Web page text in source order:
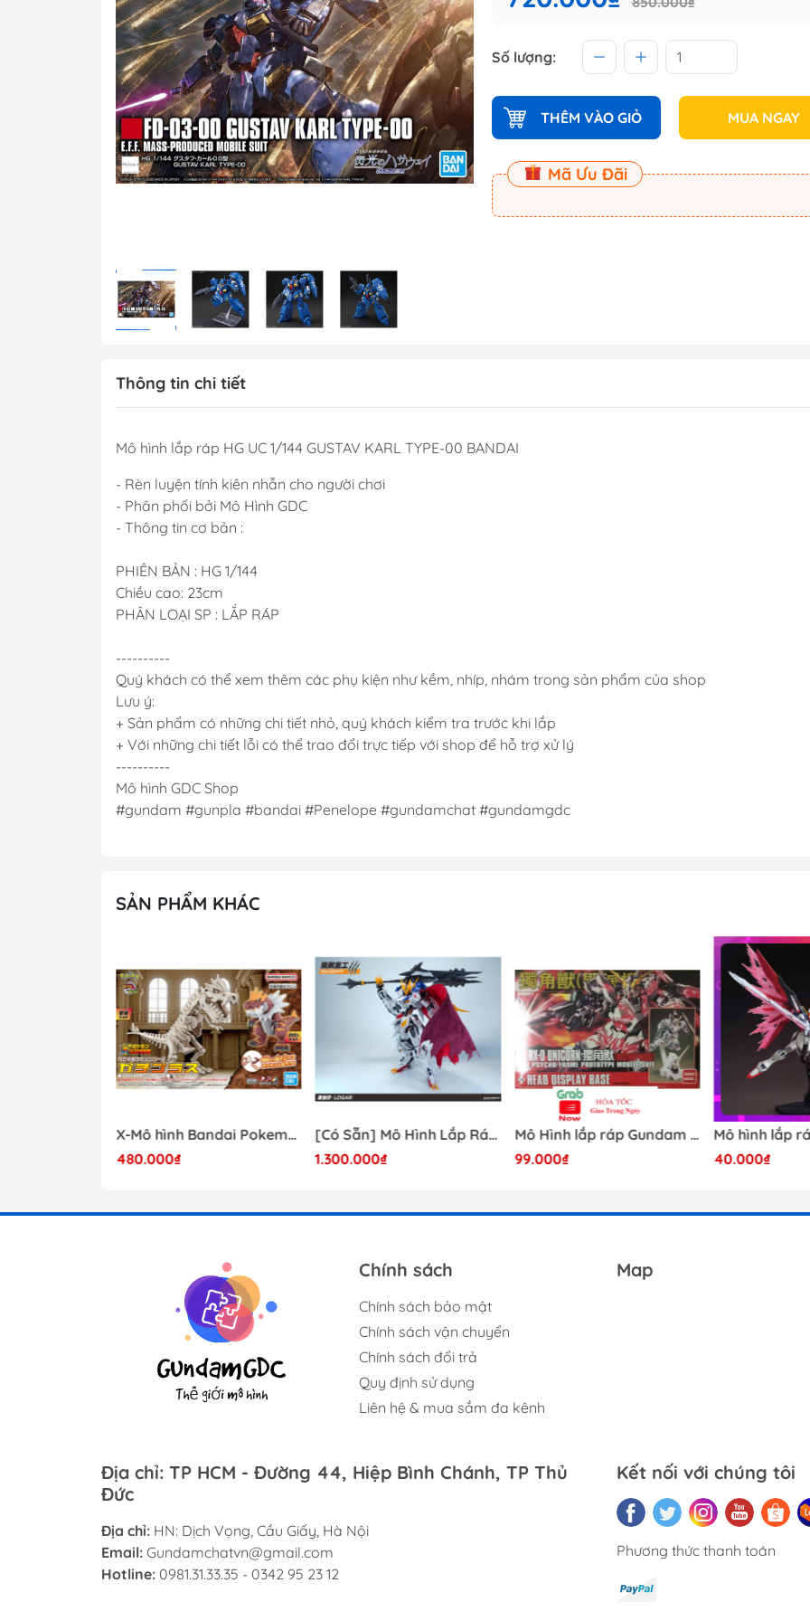
MG 1/100 Gundam (Master
Grade)
MGEX Gundam ( Master
Grade Ver.ka)
PG Gundam (Perfect
Grade)
Mega Size Gundam
Số lượng:
THÊM VÀO GIỎ MUA NGAY
Mã Ưu Đãi
Thông tin chi tiết
Mô hình lắp ráp HG UC 1/144 GUSTAV KARL TYPE-00 BANDAI
- Rèn luyện tính kiên nhẫn cho người chơi
- Phân phối bởi Mô Hình GDC
- Thông tin cơ bản :
PHIÊN BẢN : HG 1/144
Chiều cao: 23cm
PHÂN LOẠI SP : LẮP RÁP
----------
Quý khách có thể xem thêm các phụ kiện như kềm, nhíp, nhám trong sản phẩm của shop
Lưu ý:
+ Sản phẩm có những chi tiết nhỏ, quý khách kiểm tra trước khi lắp
+ Với những chi tiết lỗi có thể trao đổi trực tiếp với shop để hỗ trợ xử lý
----------
Mô hình GDC Shop
#gundam #gunpla #bandai #Penelope #gundamchat #gundamgdc
SẢN PHẨM KHÁC
X-Mô hình Bandai Pokemon PLAMO COLLECTION Fossil Pokemon Series Tyrantrum
480.000₫
[Có Sẵn] Mô Hình Lắp Ráp 1/60 Barbatos Logar Wolf Remains Meavy Industries
1.300.000₫
Mô Hình lắp ráp Gundam HG RX-0 Unicorn Gundam Destroy Mode 100 Daban
99.000₫
40.000₫
Chính sách
Chính sách bảo mật
Chính sách vận chuyển
Chính sách đổi trả
Quy định sử dụng
Liên hệ & mua sắm đa kênh
Map
Địa chỉ: TP HCM - Đường 44, Hiệp Bình Chánh, TP Thủ
Đức
Địa chỉ: HN: Dịch Vọng, Cầu Giấy, Hà Nội
Email: Gundamchatvn@gmail.com
Hotline: 0981.31.33.35 - 0342 95 23 12
Kết nối với chúng tôi
Phương thức thanh toán